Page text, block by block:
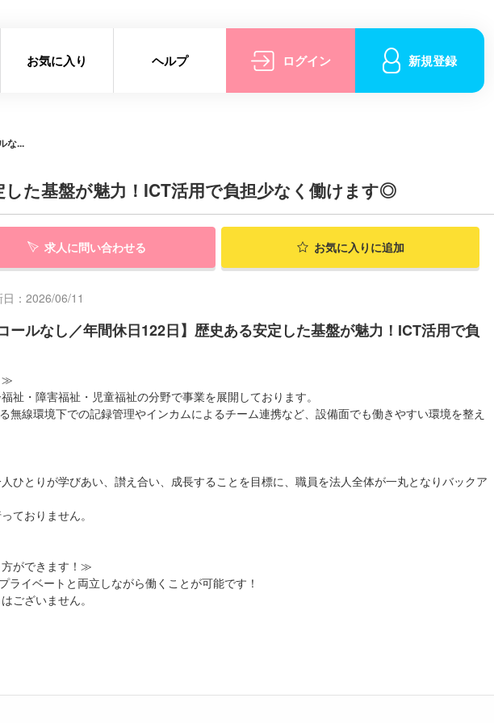
お気に入り ヘルプ ログイン 新規登録
な...
した基盤が魅力！ICT活用で負担少なく働けます◎
求人に問い合わせる お気に入りに追加
：2026/06/11
ールなし／年間休日122日】歴史ある安定した基盤が魅力！ICT活用で負
≫
・障害福祉・児童福祉の分野で事業を展開しております。
線環境下での記録管理やインカムによるチーム連携など、設備面でも働きやすい環境を整え
ひとりが学びあい、讃え合い、成長することを目標に、職員を法人全体が一丸となりバックア
ておりません。
ができます！≫
イベートと両立しながら働くことが可能です！
ございません。